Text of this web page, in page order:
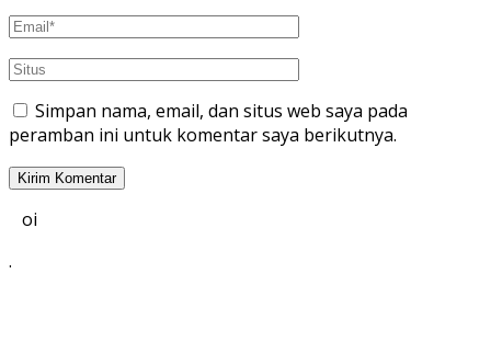
Simpan nama, email, dan situs web saya pada
peramban ini untuk komentar saya berikutnya.
oi
.